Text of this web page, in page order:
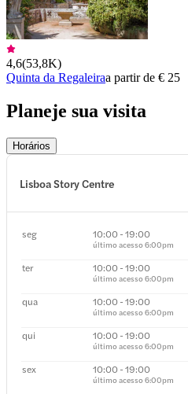
4,6(53,8K)
Quinta da Regaleiraa partir de € 25
Planeje sua visita
Horários
Lisboa Story Centre
seg 10:00 - 19:00
último acesso6:00pm
ter 10:00 - 19:00
último acesso6:00pm
qua 10:00 - 19:00
último acesso6:00pm
qui 10:00 - 19:00
último acesso6:00pm
sex 10:00 - 19:00
último acesso6:00pm